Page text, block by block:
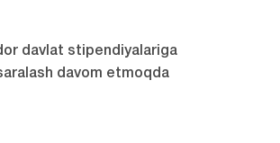
davlat stipendiyalariga
davom etmoqda